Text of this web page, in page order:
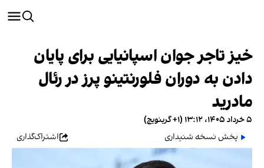
خیز تاجر جوان اسپانیایی برای پایان
دادن به دوران فلورنتینو پرز در رئال
مادرید
۵ خرداد ۱۴۰۵، ۱۳:۱۲ (‎+۱ گرینویچ)
پخش نسخه شنیداری
اشتراک‌گذاری